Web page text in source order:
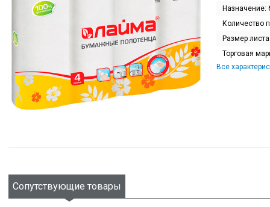
Назначение:
Количество
Размер
Торговая
Все
Сопутствующие товары